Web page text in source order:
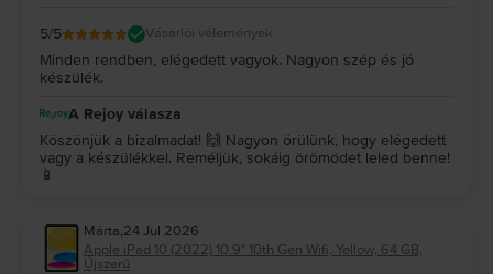
5/5 Vásárlói vélemények
Minden rendben, elégedett vagyok. Nagyon szép és jó
készülék.
A Rejoy válasza
Köszönjük a bizalmadat! 🙌 Nagyon örülünk, hogy elégedett
vagy a készülékkel. Reméljük, sokáig örömödet leled benne!
📱
Márta,24 Jul 2026
Apple iPad 10 (2022) 10.9" 10th Gen Wifi, Yellow, 64 GB,
Újszerű